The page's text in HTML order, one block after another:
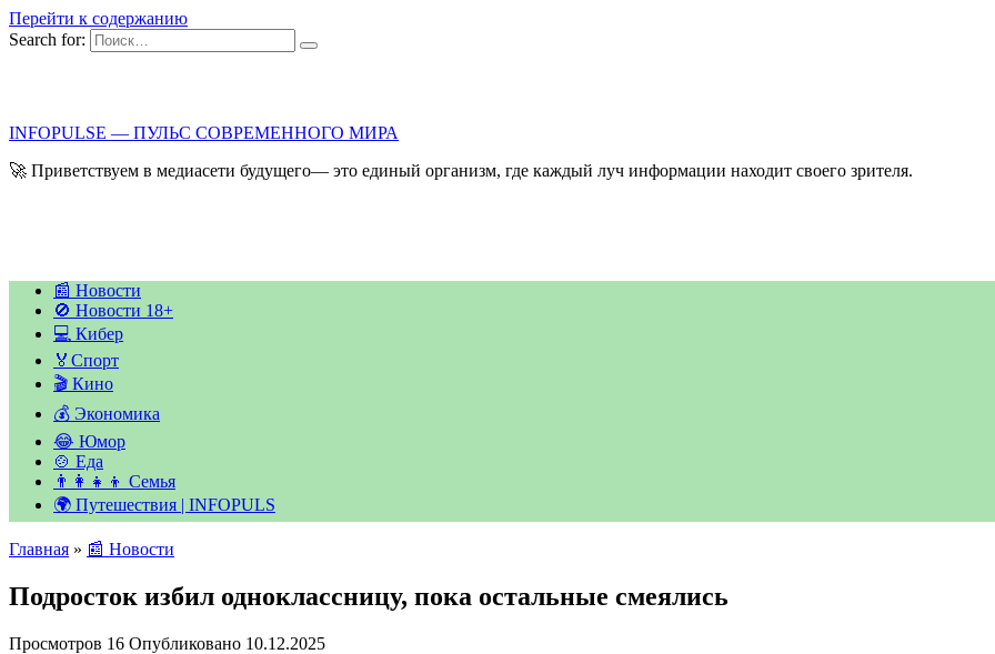
Перейти к содержанию
Search for:
INFOPULSE — ПУЛЬС СОВРЕМЕННОГО МИРА
🚀 Приветствуем в медиасети будущего— это единый организм, где каждый луч информации находит своего зрителя.
📰 Новости
🚫 Новости 18+
💻 Кибер
🏅Спорт
🎬 Кино
💰 Экономика
😂 Юмор
🍲 Еда
👨‍👩‍👧‍👦 Семья
🌍 Путешествия | INFOPULS
Главная » 📰 Новости
Подросток избил одноклассницу, пока остальные смеялись
Просмотров 16 Опубликовано 10.12.2025